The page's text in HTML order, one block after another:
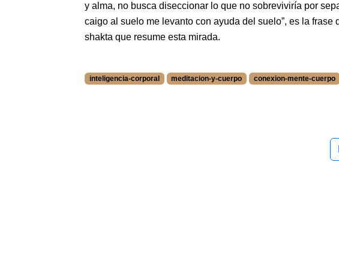
y alma, no busca diseccionar lo que no sobreviviría por
caigo al suelo me levanto con ayuda del suelo”, es la frase
shakta que resume esta mirada.
inteligencia-corporal meditacion-y-cuerpo conexion-mente-cuerpo
More information about conexion-mente-cuerpo at /blog/es/
More information about desarrollo-personal at /blog/es/tags/